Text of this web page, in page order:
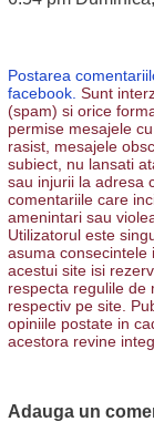
Postarea
facebook. Sunt
(spam) si orice
permise mesajele
rasist, mesajele
subiect, nu lansati
sau injurii la adresa
comentariile care
amenintari sau
Utilizatorul este
asuma consecintele
acestui site isi
respecta regulile de
respectiv pe site.
opiniile postate in
acestora revine
Adauga un